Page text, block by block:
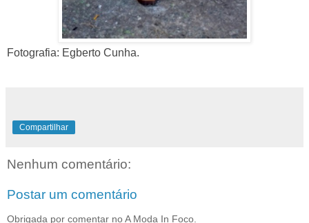
Fotografia: Egberto Cunha.
Compartilhar
Nenhum comentário:
Postar um comentário
Obrigada por comentar no A Moda In Foco.